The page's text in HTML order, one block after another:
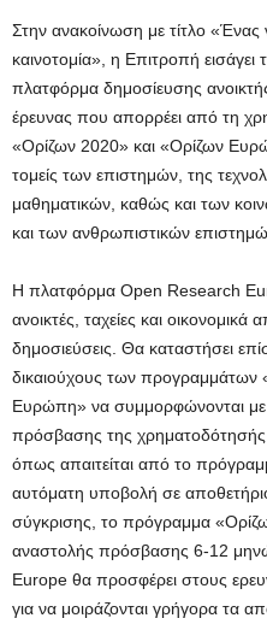
Στην ανακοίνωση με τίτλο «Ένας
καινοτομία», η Επιτροπή
πλατφόρμα δημοσίευσης
έρευνας που απορρέει από τη
«Ορίζων 2020» και «Ορίζων
τομείς των επιστημών, της
μαθηματικών, καθώς και των
και των ανθρωπιστικών
Η πλατφόρμα Open Research
ανοικτές, ταχείες και οικονομικά
δημοσιεύσεις. Θα καταστήσει
δικαιούχους των προγραμμάτων
Ευρώπη» να συμμορφώνονται με
πρόσβασης της
όπως απαιτείται από το
αυτόματη υποβολή σε
σύγκρισης, το πρόγραμμα
αναστολής πρόσβασης 6-12
Europe θα προσφέρει στους
για να μοιράζονται γρήγορα τα